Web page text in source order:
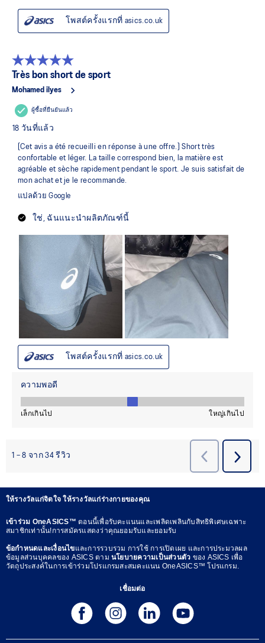
ให้รางวัลแก่จิตใจ ให้รางวัลแก่ร่างกายของคุณ
เข้าร่วม OneASICS™ตอนนี้เพื่อรับคะแนนและเพลิดเพลินกับสิทธิพิเศษเฉพาะ
สมาชิกเท่านั้น!การสมัครแสดงว่าคุณยอมรับและยอมรับ
ข้อกำหนดและเงื่อนไขและการรวบรวม การใช้ การเปิดเผย และการประมวลผล
ข้อมูลส่วนบุคคลของ ASICS ตาม นโยบายความเป็นส่วนตัว ของ ASICS เพื่อ
วัตถุประสงค์ในการเข้าร่วมโปรแกรมสะสมคะแนน OneASICS™ โปรแกรม.
เชื่อมต่อ